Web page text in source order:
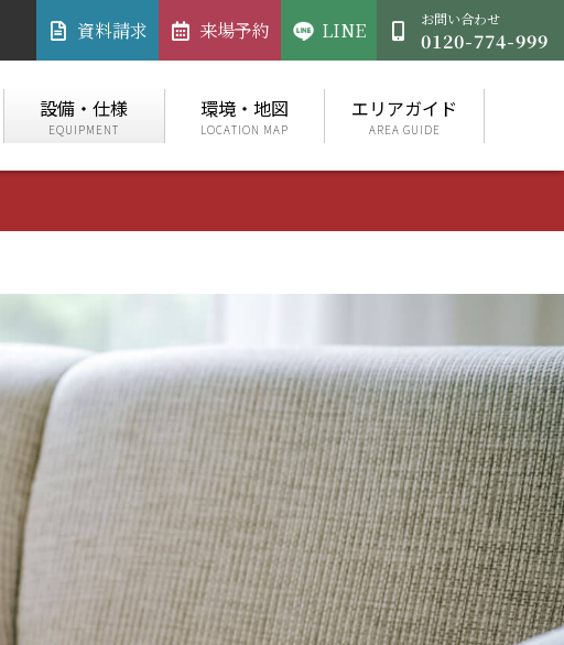
資料請求 来場予約 LINE お問い合わせ
設備・仕様
EQUIPMENT
環境・地図
LOCATION MAP
エリアガイド
AREA GUIDE